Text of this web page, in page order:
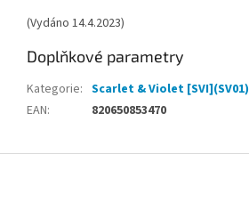
(Vydáno 14.4.2023)
Doplňkové parametry
Kategorie: Scarlet & Violet [SVI](SV01)
EAN: 820650853470